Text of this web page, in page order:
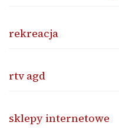
rekreacja
rtv agd
sklepy internetowe